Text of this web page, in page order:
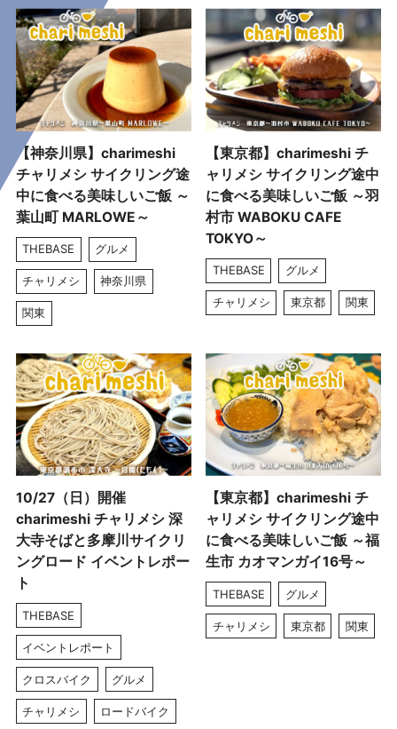
【神奈川県】charimeshi
チャリメシ サイクリング途
中に食べる美味しいご飯 ～
葉山町 MARLOWE～
THEBASE グルメ
チャリメシ 神奈川県
関東
【東京都】charimeshi チ
ャリメシ サイクリング途中
に食べる美味しいご飯 ～羽
村市 WABOKU CAFE
TOKYO～
THEBASE グルメ
チャリメシ 東京都 関東
10/27（日）開催
charimeshi チャリメシ 深
大寺そばと多摩川サイクリ
ングロード イベントレポー
ト
THEBASE
イベントレポート
クロスバイク グルメ
チャリメシ ロードバイク
【東京都】charimeshi チ
ャリメシ サイクリング途中
に食べる美味しいご飯 ～福
生市 カオマンガイ16号～
THEBASE グルメ
チャリメシ 東京都 関東